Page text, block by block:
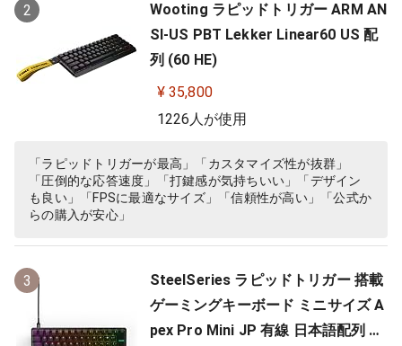
2
Wooting ラピッドトリガー ARM AN
SI-US PBT Lekker Linear60 US 配
列 (60 HE)
¥ 35,800
1226人が使用
「ラピッドトリガーが最高」「カスタマイズ性が抜群」
「圧倒的な応答速度」「打鍵感が気持ちいい」「デザイン
も良い」「FPSに最適なサイズ」「信頼性が高い」「公式か
らの購入が安心」
3
SteelSeries ラピッドトリガー 搭載
ゲーミングキーボード ミニサイズ A
pex Pro Mini JP 有線 日本語配列 O